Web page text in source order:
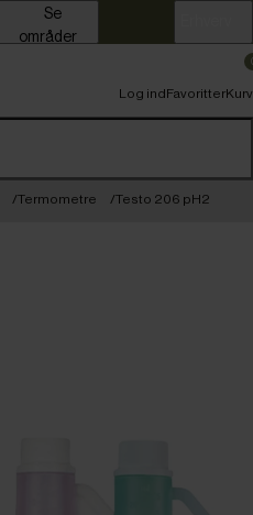
områder
Log indFavoritterKurv
Termometre Testo 206 pH2